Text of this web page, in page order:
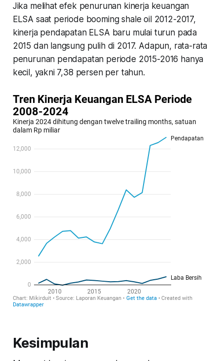
Jika melihat efek penurunan kinerja keuangan
ELSA saat periode booming shale oil 2012-2017,
kinerja pendapatan ELSA baru mulai turun pada
2015 dan langsung pulih di 2017. Adapun, rata-rata
penurunan pendapatan periode 2015-2016 hanya
kecil, yakni 7,38 persen per tahun.
Kesimpulan